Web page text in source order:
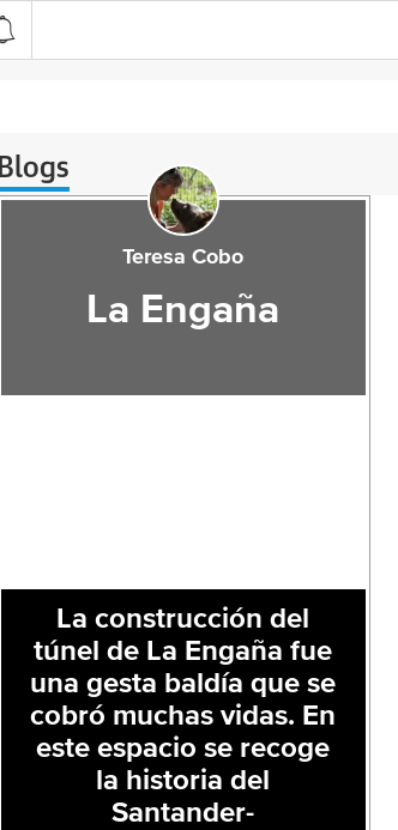
Blogs
Teresa Cobo
La Engaña
La construcción del
túnel de La Engaña fue
una gesta baldía que se
cobró muchas vidas. En
este espacio se recoge
la historia del
Santander-